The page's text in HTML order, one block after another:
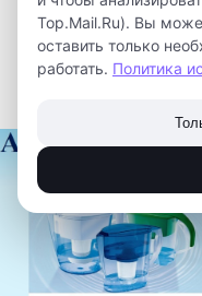
Top.Mail.Ru). Вы
оставить только
работать. Политика